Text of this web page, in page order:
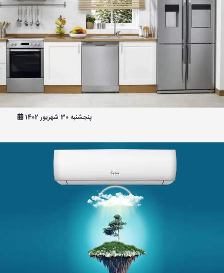
رازهایی برای داشتن یخچال سالم
پنجشنبه 30 شهریور 1402